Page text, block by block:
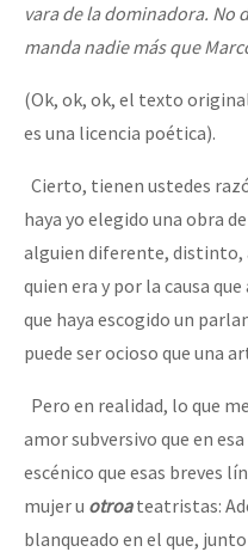
vara de la dominadora. No
manda nadie más que
(Ok, ok, ok, el texto
es una licencia poética).
Cierto, tienen ustedes
haya yo elegido una obra
alguien diferente, distinto,
quien era y por la causa
que haya escogido un
puede ser ocioso que una
Pero en realidad, lo que
amor subversivo que en
escénico que esas breves
mujer u otroateatristas:
blanqueado en el que,